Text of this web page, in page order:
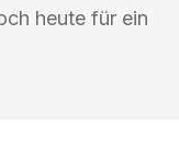
heute für ein